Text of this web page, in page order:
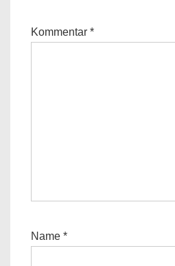
Kommentar *
Name *